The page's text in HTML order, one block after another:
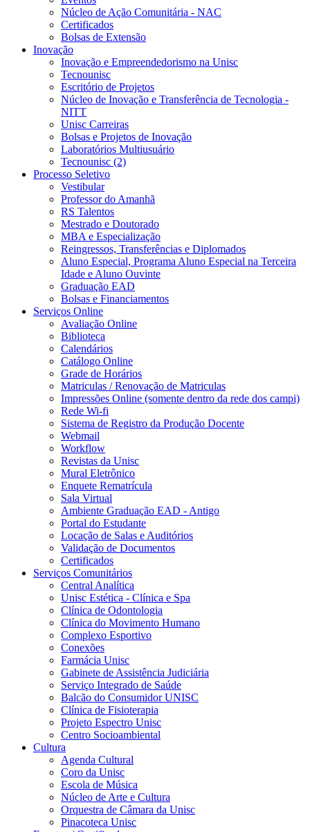
Núcleo de Ação Comunitária - NAC
Certificados
Bolsas de Extensão
Inovação
Inovação e Empreendedorismo na Unisc
Tecnounisc
Escritório de Projetos
Núcleo de Inovação e Transferência de Tecnologia -
NITT
Unisc Carreiras
Bolsas e Projetos de Inovação
Laboratórios Multiusuário
Tecnounisc (2)
Processo Seletivo
Vestibular
Professor do Amanhã
RS Talentos
Mestrado e Doutorado
MBA e Especialização
Reingressos, Transferências e Diplomados
Aluno Especial, Programa Aluno Especial na Terceira
Idade e Aluno Ouvinte
Graduação EAD
Bolsas e Financiamentos
Serviços Online
Avaliação Online
Biblioteca
Calendários
Catálogo Online
Grade de Horários
Matriculas / Renovação de Matriculas
Impressões Online (somente dentro da rede dos campi)
Rede Wi-fi
Sistema de Registro da Produção Docente
Webmail
Workflow
Revistas da Unisc
Mural Eletrônico
Enquete Rematrícula
Sala Virtual
Ambiente Graduação EAD - Antigo
Portal do Estudante
Locação de Salas e Auditórios
Validação de Documentos
Certificados
Serviços Comunitários
Central Analítica
Unisc Estética - Clínica e Spa
Clínica de Odontologia
Clínica do Movimento Humano
Complexo Esportivo
Conexões
Farmácia Unisc
Gabinete de Assistência Judiciária
Serviço Integrado de Saúde
Balcão do Consumidor UNISC
Clínica de Fisioterapia
Projeto Espectro Unisc
Centro Socioambiental
Cultura
Agenda Cultural
Coro da Unisc
Escola de Música
Núcleo de Arte e Cultura
Orquestra de Câmara da Unisc
Pinacoteca Unisc